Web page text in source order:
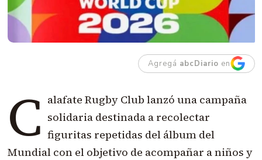
Agregá abcDiario en
C alafate Rugby Club lanzó una campaña
solidaria destinada a recolectar
figuritas repetidas del álbum del
Mundial con el objetivo de acompañar a niños y